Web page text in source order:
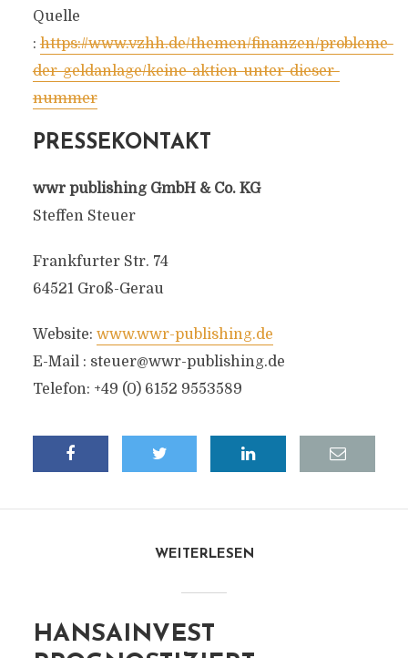
Quelle
:https://www.vzhh.de/themen/finanzen/probleme-
der-geldanlage/keine-aktien-unter-dieser-
nummer
PRESSEKONTAKT
wwr publishing GmbH & Co. KG
Steffen Steuer
Frankfurter Str. 74
64521 Groß-Gerau
Website: www.wwr-publishing.de
E-Mail : steuer@wwr-publishing.de
Telefon: +49 (0) 6152 9553589
WEITERLESEN
HANSAINVEST